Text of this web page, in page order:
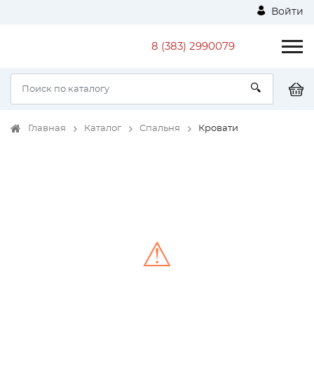
Войти
8 (383) 2990079
Главная Каталог Спальня Кровати
⚠